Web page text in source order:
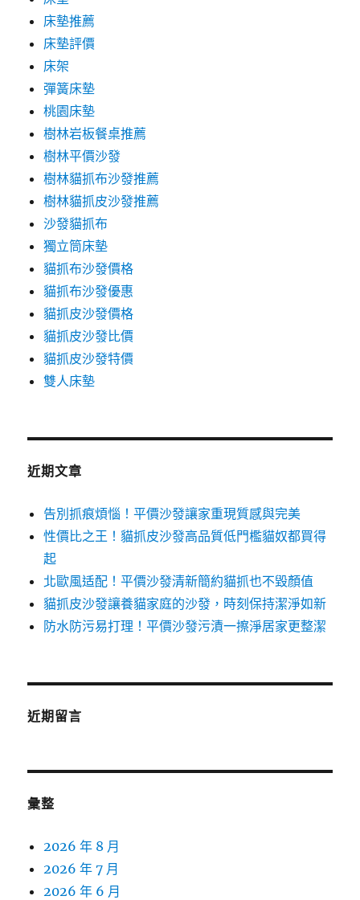
床墊推薦
床墊評價
床架
彈簧床墊
桃園床墊
樹林岩板餐桌推薦
樹林平價沙發
樹林貓抓布沙發推薦
樹林貓抓皮沙發推薦
沙發貓抓布
獨立筒床墊
貓抓布沙發價格
貓抓布沙發優惠
貓抓皮沙發價格
貓抓皮沙發比價
貓抓皮沙發特價
雙人床墊
近期文章
告別抓痕煩惱！平價沙發讓家重現質感與完美
性價比之王！貓抓皮沙發高品質低門檻貓奴都買得
起
北歐風适配！平價沙發清新簡約貓抓也不毀顏值
貓抓皮沙發讓養貓家庭的沙發，時刻保持潔淨如新
防水防污易打理！平價沙發污漬一擦淨居家更整潔
近期留言
彙整
2026 年 8 月
2026 年 7 月
2026 年 6 月